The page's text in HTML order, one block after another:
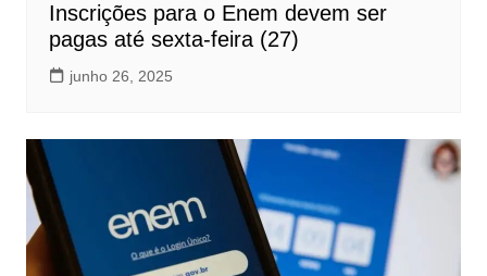
Inscrições para o Enem devem ser
pagas até sexta-feira (27)
junho 26, 2025